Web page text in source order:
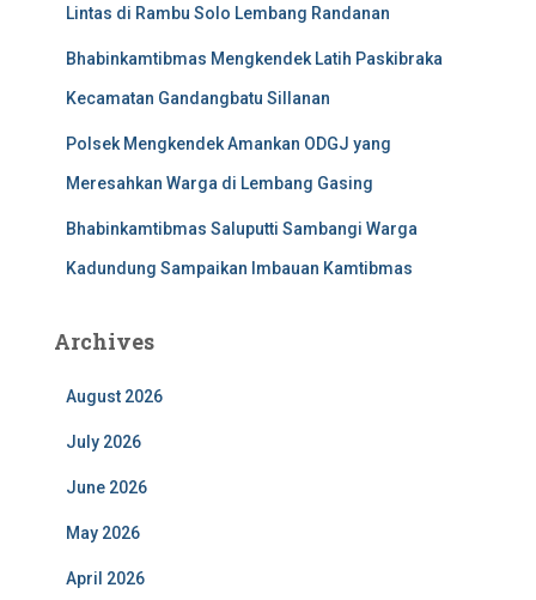
Lintas di Rambu Solo Lembang Randanan
Bhabinkamtibmas Mengkendek Latih Paskibraka
Kecamatan Gandangbatu Sillanan
Polsek Mengkendek Amankan ODGJ yang
Meresahkan Warga di Lembang Gasing
Bhabinkamtibmas Saluputti Sambangi Warga
Kadundung Sampaikan Imbauan Kamtibmas
Archives
August 2026
July 2026
June 2026
May 2026
April 2026